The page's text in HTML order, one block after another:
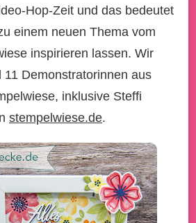
Hop-Zeit und das bedeutet
einem neuen Thema vom
inspirieren lassen. Wir
11 Demonstratorinnen aus
inklusive Steffi
stempelwiese.de.